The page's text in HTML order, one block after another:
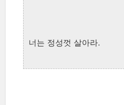
너는 정성껏 살아라.